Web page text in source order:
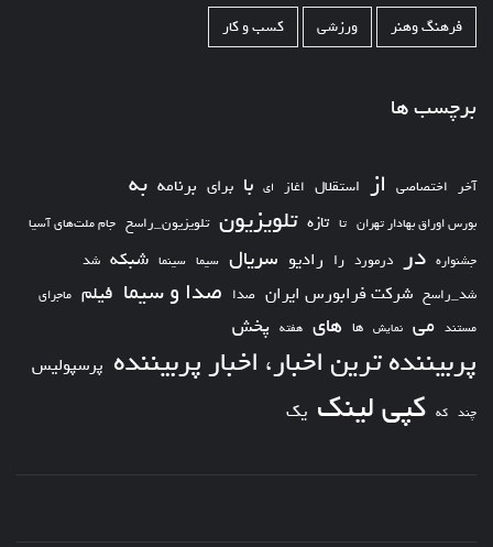
فرهنگ وهنر ورزشی کسب و کار
برچسب ها
آخر اختصاصی از استقلال اغاز ای با برای برنامه به
بورس اوراق بهادار تهران تا تازه تلویزیون تلویزیون_راسخ جام ملت‌های آسیا
جشنواره در درمورد را رادیو سریال سیما سینما شبکه شد
شد_راسخ شرکت فرابورس ایران صدا صدا و سیما فیلم ماجرای
مستند می نمایش ها های هفته پخش
پربیننده ترین اخبار، اخبار پربیننده پرسپولیس
چند که کپی لینک یک